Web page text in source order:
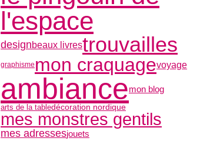
l'espace
designbeaux livrestrouvailles
graphisme mon craquagevoyage
ambiancemon blog
arts de la tabledécoration nordique
mes monstres gentils
mes adressesjouets